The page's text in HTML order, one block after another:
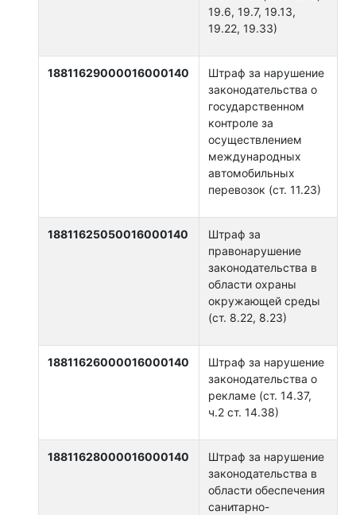
19.6, 19.7, 19.13,
19.22, 19.33)
18811629000016000140
Штраф за нарушение
законодательства о
государственном
контроле за
осуществлением
международных
автомобильных
перевозок (ст. 11.23)
18811625050016000140
Штраф за
правонарушение
законодательства в
области охраны
окружающей среды
(ст. 8.22, 8.23)
18811626000016000140
Штраф за нарушение
законодательства о
рекламе (ст. 14.37,
ч.2 ст. 14.38)
18811628000016000140
Штраф за нарушение
законодательства в
области обеспечения
санитарно-